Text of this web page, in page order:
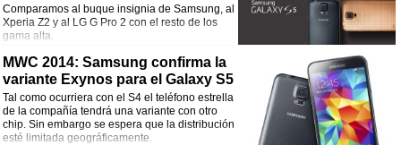
Comparamos al buque insignia de Samsung, al
Xperia Z2 y al LG G Pro 2 con el resto de los
gama alta.
MWC 2014: Samsung confirma la
variante Exynos para el Galaxy S5
Tal como ocurriera con el S4 el teléfono estrella
de la compañía tendrá una variante con otro
chip. Sin embargo se espera que la distribución
esté limitada geográficamente.